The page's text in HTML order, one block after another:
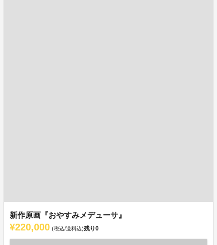
新作原画『おやすみメデューサ』
¥220,000 (税込/送料込)残り0